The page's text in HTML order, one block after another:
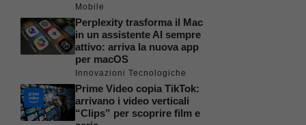
Mobile
Perplexity trasforma il Mac
in un assistente AI sempre
attivo: arriva la nuova app
per macOS
Innovazioni Tecnologiche
Prime Video copia TikTok:
arrivano i video verticali
“Clips” per scoprire film e